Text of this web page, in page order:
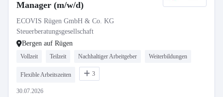
Manager (m/w/d)
ECOVIS Rügen GmbH & Co. KG
Steuerberatungsgesellschaft
Bergen auf Rügen
Vollzeit Teilzeit Nachhaltiger Arbeitgeber Weiterbildungen
Flexible Arbeitszeiten 3
30.07.2026